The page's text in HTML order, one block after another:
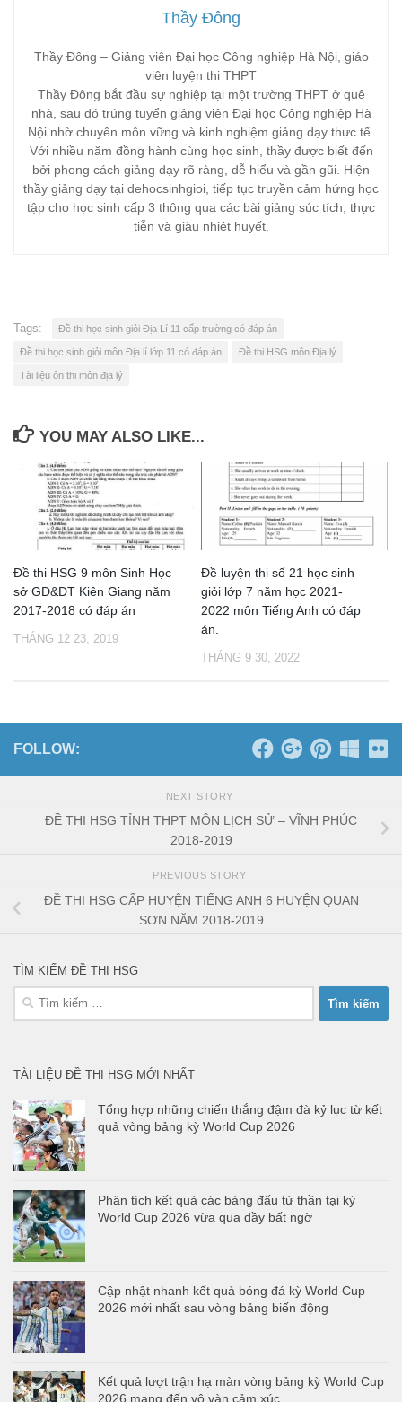
Thầy Đông
Thầy Đông – Giảng viên Đại học Công nghiệp Hà Nội, giáo
viên luyện thi THPT
Thầy Đông bắt đầu sự nghiệp tại một trường THPT ở quê
nhà, sau đó trúng tuyển giảng viên Đại học Công nghiệp Hà
Nội nhờ chuyên môn vững và kinh nghiệm giảng dạy thực tế.
Với nhiều năm đồng hành cùng học sinh, thầy được biết đến
bởi phong cách giảng dạy rõ ràng, dễ hiểu và gần gũi. Hiện
thầy giảng dạy tại dehocsinhgioi, tiếp tục truyền cảm hứng học
tập cho học sinh cấp 3 thông qua các bài giảng súc tích, thực
tiễn và giàu nhiệt huyết.
Tags: Đề thi học sinh giỏi Địa Lí 11 cấp trường có đáp án
Đề thi học sinh giỏi môn Địa lí lớp 11 có đáp án Đề thi HSG môn Địa lý
Tài liệu ôn thi môn địa lý
YOU MAY ALSO LIKE...
Đề thi HSG 9 môn Sinh Học
sở GD&ĐT Kiên Giang năm
2017-2018 có đáp án
THÁNG 12 23, 2019
Đề luyện thi số 21 học sinh
giỏi lớp 7 năm học 2021-
2022 môn Tiếng Anh có đáp
án.
THÁNG 9 30, 2022
FOLLOW:
NEXT STORY
ĐỀ THI HSG TỈNH THPT MÔN LỊCH SỬ – VĨNH PHÚC
2018-2019
PREVIOUS STORY
ĐỀ THI HSG CẤP HUYỆN TIẾNG ANH 6 HUYỆN QUAN
SƠN NĂM 2018-2019
TÌM KIẾM ĐỀ THI HSG
Tìm
TÀI LIỆU ĐỀ THI HSG MỚI NHẤT
Tổng hợp những chiến thắng đậm đà kỷ lục từ kết
quả vòng bảng kỳ World Cup 2026
Phân tích kết quả các bảng đấu tử thần tại kỳ
World Cup 2026 vừa qua đầy bất ngờ
Cập nhật nhanh kết quả bóng đá kỳ World Cup
2026 mới nhất sau vòng bảng biến động
Kết quả lượt trận hạ màn vòng bảng kỳ World Cup
2026 mang đến vô vàn cảm xúc